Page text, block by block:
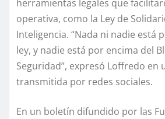
herramientas legales que
operativa, como la Ley de
Inteligencia. “Nada ni nadie está
ley, y nadie está por encima del
Seguridad”, expresó Loffredo en
transmitida por redes sociales.
En un boletín difundido por las